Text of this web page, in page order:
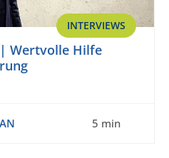
INTERVIEWS
Wertvolle Hilfe
5 min